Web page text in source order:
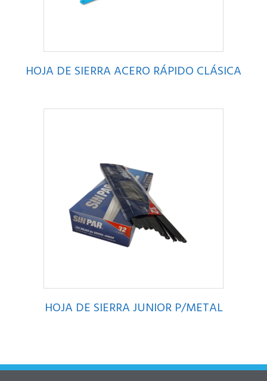
HOJA DE SIERRA ACERO RÁPIDO CLÁSICA
HOJA DE SIERRA JUNIOR P/METAL